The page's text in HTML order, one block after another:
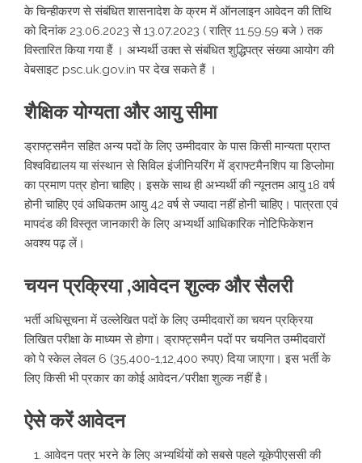
के चिन्हीकरण से संबंधित शासनादेश के क्रम में ऑनलाइन आवेदन की तिथि
को दिनांक 23.06.2023 से 13.07.2023 ( रात्रि 11.59.59 बजे ) तक
विस्तारित किया गया हैं । अभ्यर्थी उक्त से संबंधित शुद्धिपत्र संख्या आयोग की
वेबसाइट psc.uk.gov.in पर देख सकते हैं ।
शैक्षिक योग्यता और आयु सीमा
ड्राफ्ट्समैन सहित अन्य पदों के लिए उम्मीदवार के पास किसी मान्यता प्राप्त
विश्वविद्यालय या संस्थान से सिविल इंजीनियरिंग में ड्राफ्टमैनशिप या डिप्लोमा
का प्रमाण पत्र होना चाहिए। इसके साथ ही अभ्यर्थी की न्यूनतम आयु 18 वर्ष
होनी चाहिए एवं अधिकतम आयु 42 वर्ष से ज्यादा नहीं होनी चाहिए। पात्रता एवं
मापदंड की विस्तृत जानकारी के लिए अभ्यर्थी आधिकारिक नोटिफिकेशन
अवश्य पढ़ लें।
चयन प्रक्रिया ,आवेदन शुल्क और सैलरी
भर्ती अधिसूचना में उल्लेखित पदों के लिए उम्मीदवारों का चयन प्रक्रिया
लिखित परीक्षा के माध्यम से होगा। ड्राफ्ट्समैन पदों पर चयनित उम्मीदवारों
को पे स्केल लेवल 6 (35,400-1,12,400 रुपए) दिया जाएगा। इस भर्ती के
लिए किसी भी प्रकार का कोई आवेदन/परीक्षा शुल्क नहीं है।
ऐसे करें आवेदन
आवेदन पत्र भरने के लिए अभ्यर्थियों को सबसे पहले यूकेपीएससी की